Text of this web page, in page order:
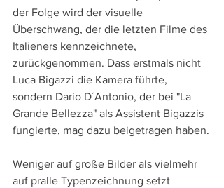
der Folge wird der visuelle
Überschwang, der die letzten Filme des
Italieners kennzeichnete,
zurückgenommen. Dass erstmals nicht
Luca Bigazzi die Kamera führte,
sondern Dario D´Antonio, der bei "La
Grande Bellezza" als Assistent Bigazzis
fungierte, mag dazu beigetragen haben.
Weniger auf große Bilder als vielmehr
auf pralle Typenzeichnung setzt